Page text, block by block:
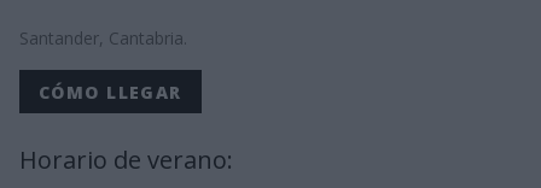
Santander, Cantabria.
CÓMO LLEGAR
Horario de verano: